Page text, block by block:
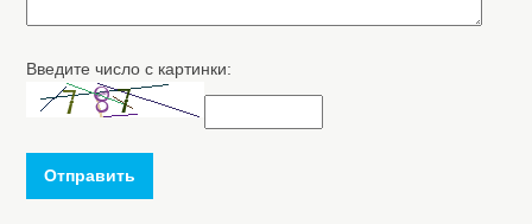
Введите число с картинки:
Отправить